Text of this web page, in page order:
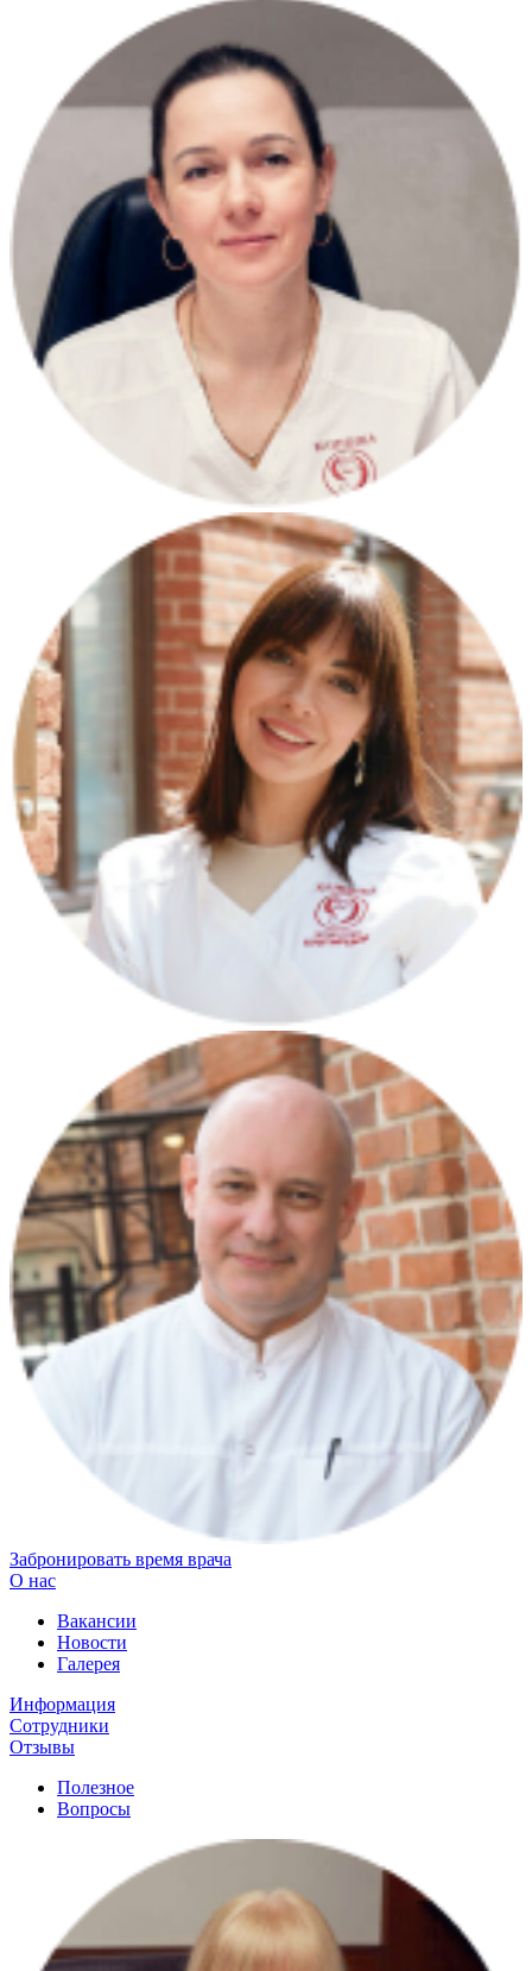
Забронировать время врача
О нас
Вакансии
Новости
Галерея
Информация
Сотрудники
Отзывы
Полезное
Вопросы